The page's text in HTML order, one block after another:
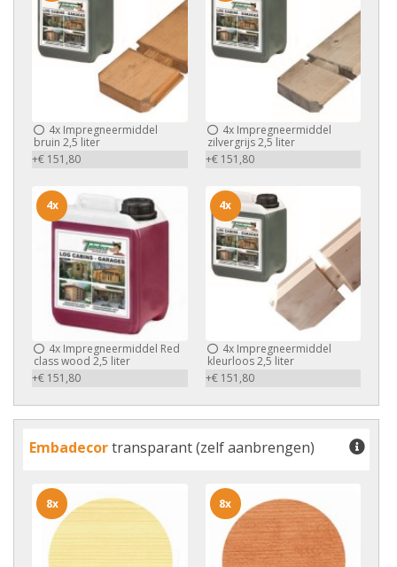
4x Impregneermiddel
bruin 2,5 liter
+€ 151,80
4xImpregneermiddel
zilvergrijs 2,5 liter
+€ 151,80
4x Impregneermiddel Red
class wood 2,5 liter
+€ 151,80
4x
4xImpregneermiddel
kleurloos 2,5 liter
+€ 151,80
4x
Embadecortransparant (zelf aanbrengen)
8x 8x